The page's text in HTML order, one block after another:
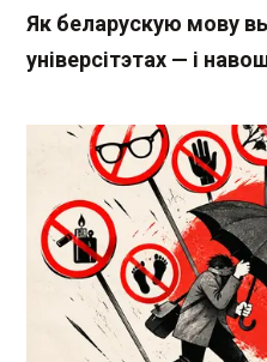
Як беларускую мову
універсітэтах — і